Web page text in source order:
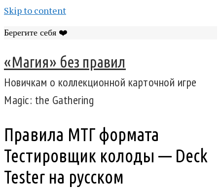
Skip to content
Берегите себя ❤️
«Магия» без правил
Новичкам о коллекционной карточной игре
Magic: the Gathering
Правила МТГ формата
Тестировщик колоды — Deck
Tester на русском